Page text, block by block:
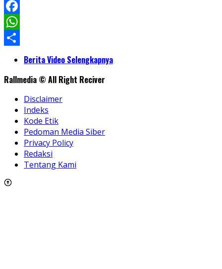
LinkedIn
Facebook
WhatsApp
ShareBerita Video Selengkapnya
Rallmedia © All Right Reciver
Disclaimer
Indeks
Kode Etik
Pedoman Media Siber
Privacy Policy
Redaksi
Tentang Kami